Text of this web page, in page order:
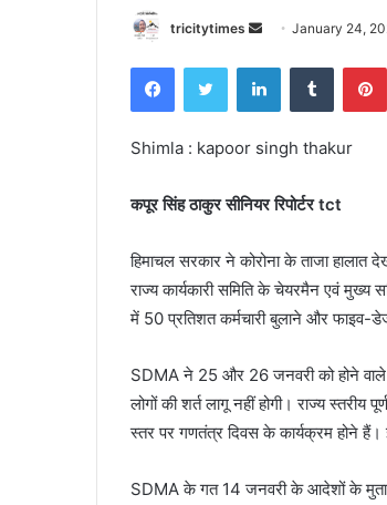
tricitytimes
Send January 24,
FacebookTwitter LinkedInTumblr
Shimla : kapoor singh thakur
कपूर सिंह ठाकुर सीनियर रिपोर्टर tct
हिमाचल सरकार ने कोरोना के ताजा
राज्य कार्यकारी समिति के चेयरमैन एवं
में 50 प्रतिशत कर्मचारी बुलाने और फाइव-
SDMA ने 25 और 26 जनवरी को होने
लोगों की शर्त लागू नहीं होगी। राज्य
स्तर पर गणतंत्र दिवस के कार्यक्रम होने हैं।
SDMA के गत 14 जनवरी के आदेशों के